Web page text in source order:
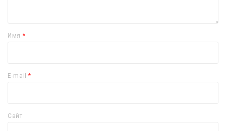
Имя *
E-mail*
Сайт